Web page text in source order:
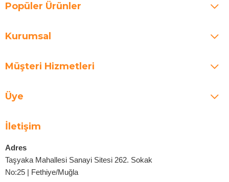
Popüler Ürünler
Kurumsal
Müşteri Hizmetleri
Üye
İletişim
Adres
Taşyaka Mahallesi Sanayi Sitesi 262. Sokak
No:25 | Fethiye/Muğla